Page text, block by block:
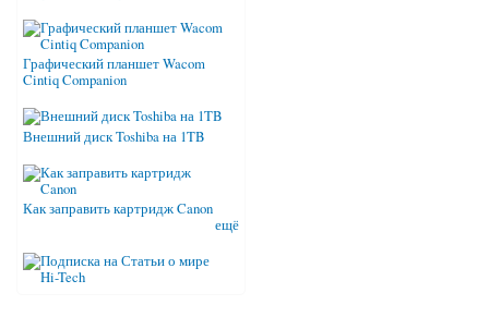
Графический планшет Wacom
Cintiq Companion
Внешний диск Toshiba на 1TB
Как заправить картридж Canon
ещё